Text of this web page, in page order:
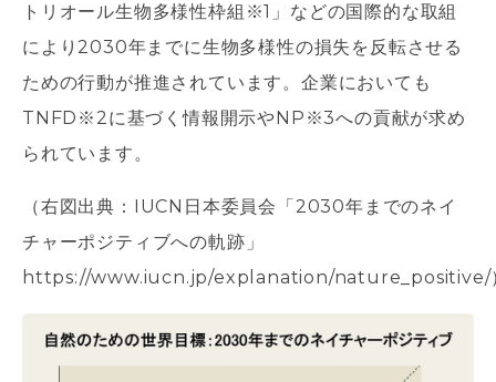
トリオール生物多様性枠組※1」などの国際的な取組
により2030年までに生物多様性の損失を反転させる
ための行動が推進されています。企業においても
TNFD※2に基づく情報開示やNP※3への貢献が求め
られています。
（右図出典：IUCN日本委員会「2030年までのネイ
チャーポジティブへの軌跡」
https://www.iucn.jp/explanation/nature_positive/